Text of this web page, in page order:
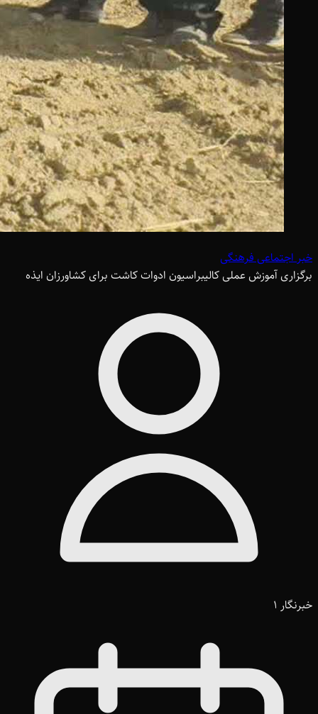
خبر اجتماعی فرهنگی
برگزاری آموزش عملی کالیبراسیون ادوات کاشت برای کشاورزان ایذه
خبرنگار 1